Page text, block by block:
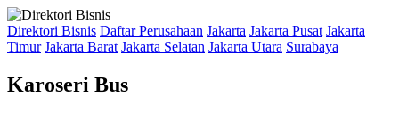
Direktori Bisnis Daftar Perusahaan Jakarta Jakarta Pusat Jakarta
Timur Jakarta Barat Jakarta Selatan Jakarta Utara Surabaya
Karoseri Bus